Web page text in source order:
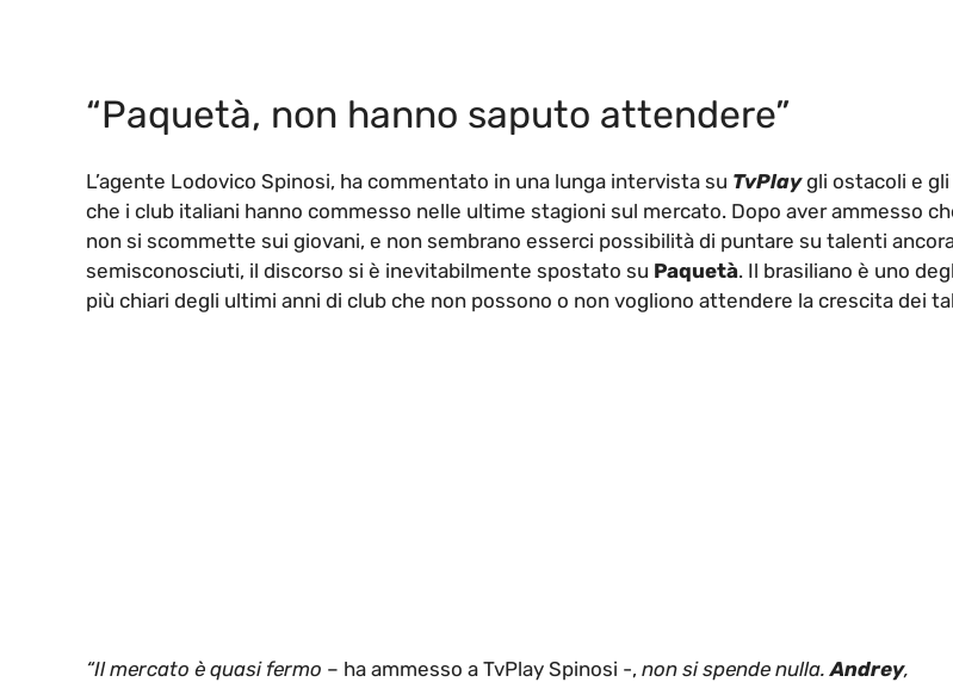
“Paquetà, non hanno saputo attendere”
L’agente Lodovico Spinosi, ha commentato in una lunga intervista su TvPlaygli ostacoli e
che i club italiani hanno commesso nelle ultime stagioni sul mercato. Dopo aver ammesso
non si scommette sui giovani, e non sembrano esserci possibilità di puntare su talenti
semisconosciuti, il discorso si è inevitabilmente spostato su Paquetà. Il brasiliano è uno
più chiari degli ultimi anni di club che non possono o non vogliono attendere la crescita dei
“Il mercato è quasi fermo – ha ammesso a TvPlay Spinosi -, non si spende nulla.Andrey,